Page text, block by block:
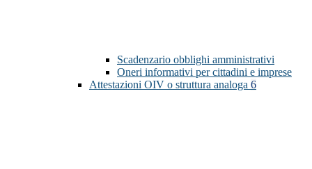
Scadenzario obblighi amministrativi
Oneri informativi per cittadini e imprese
Attestazioni OIV o struttura analoga 6